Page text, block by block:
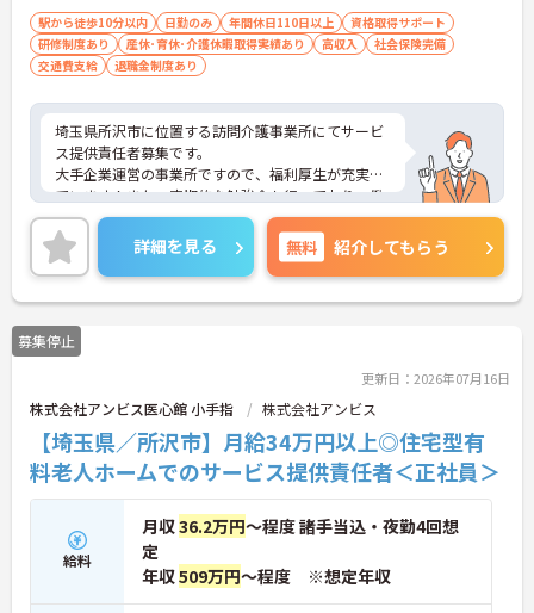
駅から徒歩10分以内 日勤のみ 年間休日110日以上
資格取得サポート
研修制度あり
産休･育休･介護休暇取得実績あり 高収入
社会保険完備
交通費支給
退職金制度あり
埼玉県所沢市に位置する訪問介護事業所にてサービ
ス提供責任者募集です。
大手企業運営の事業所ですので、福利厚生が充実し
ています！また、定期的な勉強会も行っており、働
きながらスキルアップできる環境です。
ご興味ある方には、面接対策ポイントなど、さらに
詳細をお話しいたしますのでお気軽にご相談くださ
い！
詳細を見る 無料 紹介してもらう
募集停止
更新日：2026年07月16日
株式会社アンビス医心館 小手指 株式会社アンビス
【埼玉県／所沢市】月給34万円以上◎住宅型有
料老人ホームでのサービス提供責任者＜正社員＞
給料
月収36.2万円～程度 諸手当込・夜勤4回想
定
年収509万円～程度 ※想定年収